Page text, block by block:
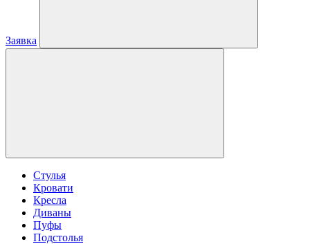
Заявка
Стулья
Кровати
Кресла
Диваны
Пуфы
Подстолья